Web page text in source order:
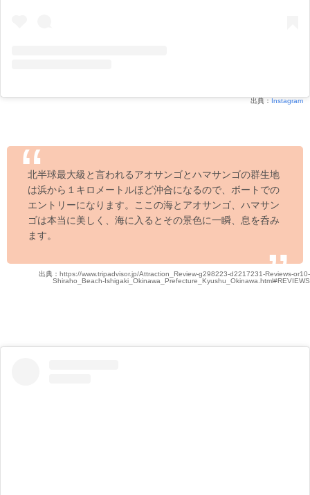
出典： Instagram
北半球最大級と言われるアオサンゴとハマサンゴの群生地
は浜から１キロメートルほど沖合になるので、ボートでの
エントリーになります。ここの海とアオサンゴ、ハマサン
ゴは本当に美しく、海に入るとその景色に一瞬、息を呑み
ます。
出典： https://www.tripadvisor.jp/Attraction_Review-g298223-d2217231-Reviews-or10-
Shiraho_Beach-Ishigaki_Okinawa_Prefecture_Kyushu_Okinawa.html#REVIEWS